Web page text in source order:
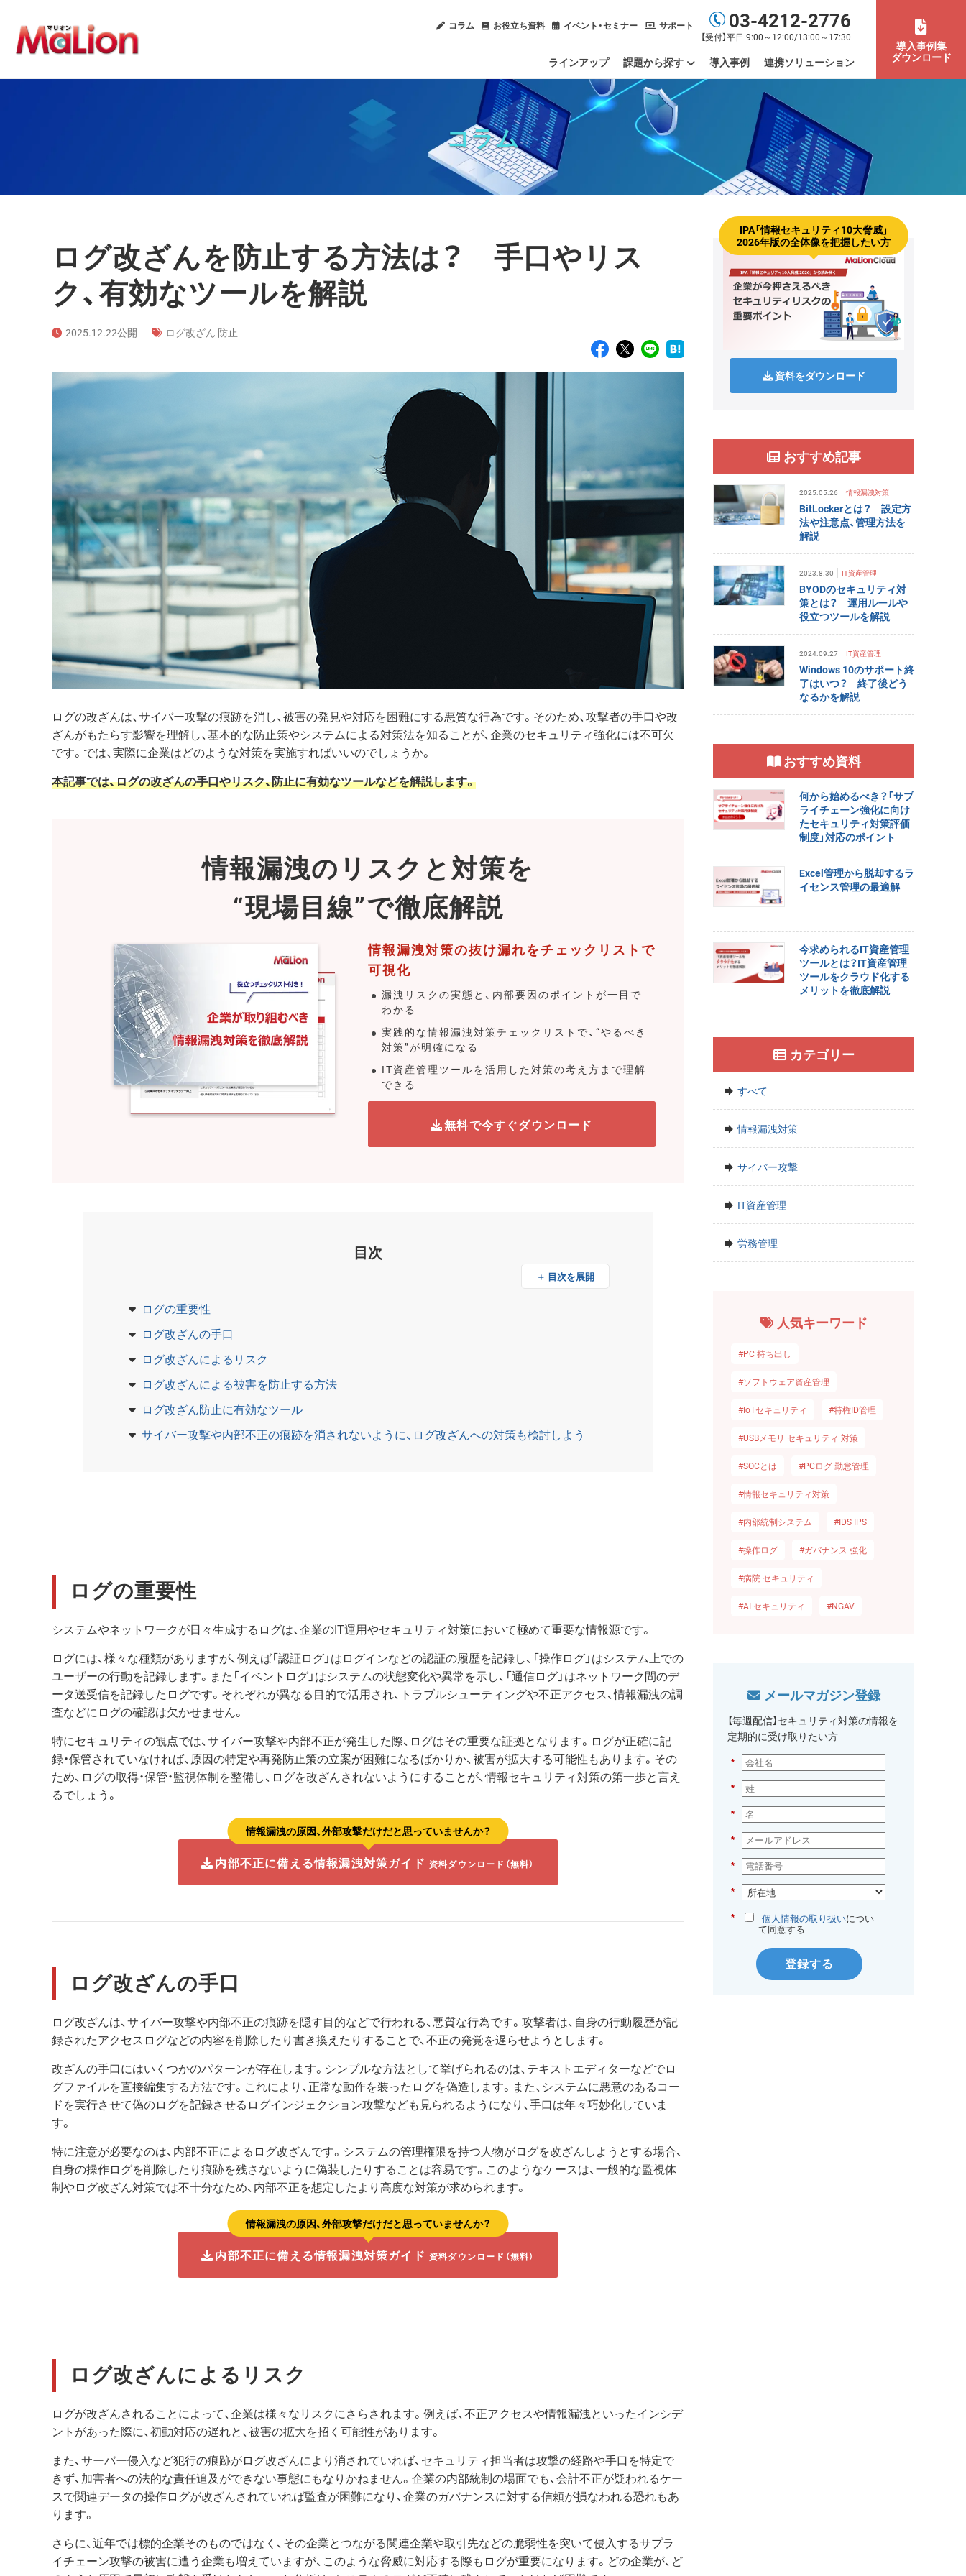
コラム お役立ち資料 イベント・セミナー サポート 03-4212-2776
【受付】平日 9:00～12:00/13:00～17:30
ラインアップ 課題から探す
内部不正による情報漏洩を防止したい
ChatGPTのセキュリティ対策をしたい
ソフトウェアのライセンスを管理したい
IT資産管理ツールをクラウド化したい
社内ヘルプデスク業務を効率化したい
導入事例 連携ソリューション
導入事例集
ダウンロード
コラム
ログ改ざんを防止する方法は？ 手口やリス
ク、有効なツールを解説
2025.12.22公開 ログ改ざん 防止
ログの改ざんは、サイバー攻撃の痕跡を消し、被害の発見や対応を困難にする悪質な行為です。そのため、攻撃者の手口や改
ざんがもたらす影響を理解し、基本的な防止策やシステムによる対策法を知ることが、企業のセキュリティ強化には不可欠
です。では、実際に企業はどのような対策を実施すればいいのでしょうか。
本記事では、ログの改ざんの手口やリスク、防止に有効なツールなどを解説します。
情報漏洩のリスクと対策を
“現場目線”で徹底解説
情報漏洩対策の抜け漏れをチェックリストで
可視化
漏洩リスクの実態と、内部要因のポイントが一目で
わかる
実践的な情報漏洩対策チェックリストで、“やるべき
対策”が明確になる
IT資産管理ツールを活用した対策の考え方まで理解
できる
無料で今すぐダウンロード
目次
＋ 目次を展開
ログの重要性
ログ改ざんの手口
ログ改ざんによるリスク
ログ改ざんによる被害を防止する方法
ログ改ざん防止に有効なツール
サイバー攻撃や内部不正の痕跡を消されないように、ログ改ざんへの対策も検討しよう
ログの重要性
システムやネットワークが日々生成するログは、企業のIT運用やセキュリティ対策において極めて重要な情報源です。
ログには、様々な種類がありますが、例えば「認証ログ」はログインなどの認証の履歴を記録し、「操作ログ」はシステム上での
ユーザーの行動を記録します。また「イベントログ」はシステムの状態変化や異常を示し、「通信ログ」はネットワーク間のデ
ータ送受信を記録したログです。それぞれが異なる目的で活用され、トラブルシューティングや不正アクセス、情報漏洩の調
査などにログの確認は欠かせません。
特にセキュリティの観点では、サイバー攻撃や内部不正が発生した際、ログはその重要な証拠となります。ログが正確に記
録・保管されていなければ、原因の特定や再発防止策の立案が困難になるばかりか、被害が拡大する可能性もあります。その
ため、ログの取得・保管・監視体制を整備し、ログを改ざんされないようにすることが、情報セキュリティ対策の第一歩と言え
るでしょう。
情報漏洩の原因、外部攻撃だけだと思っていませんか？
内部不正に備える情報漏洩対策ガイド 資料ダウンロード（無料）
ログ改ざんの手口
ログ改ざんは、サイバー攻撃や内部不正の痕跡を隠す目的などで行われる、悪質な行為です。攻撃者は、自身の行動履歴が記
録されたアクセスログなどの内容を削除したり書き換えたりすることで、不正の発覚を遅らせようとします。
改ざんの手口にはいくつかのパターンが存在します。シンプルな方法として挙げられるのは、テキストエディターなどでロ
グファイルを直接編集する方法です。これにより、正常な動作を装ったログを偽造します。また、システムに悪意のあるコー
ドを実行させて偽のログを記録させるログインジェクション攻撃なども見られるようになり、手口は年々巧妙化していま
す。
特に注意が必要なのは、内部不正によるログ改ざんです。システムの管理権限を持つ人物がログを改ざんしようとする場合、
自身の操作ログを削除したり痕跡を残さないように偽装したりすることは容易です。このようなケースは、一般的な監視体
制やログ改ざん対策では不十分なため、内部不正を想定したより高度な対策が求められます。
情報漏洩の原因、外部攻撃だけだと思っていませんか？
内部不正に備える情報漏洩対策ガイド 資料ダウンロード（無料）
ログ改ざんによるリスク
ログが改ざんされることによって、企業は様々なリスクにさらされます。例えば、不正アクセスや情報漏洩といったインシデ
ントがあった際に、初動対応の遅れと、被害の拡大を招く可能性があります。
また、サーバー侵入など犯行の痕跡がログ改ざんにより消されていれば、セキュリティ担当者は攻撃の経路や手口を特定で
きず、加害者への法的な責任追及ができない事態にもなりかねません。企業の内部統制の場面でも、会計不正が疑われるケー
スで関連データの操作ログが改ざんされていれば監査が困難になり、企業のガバナンスに対する信頼が損なわれる恐れもあ
ります。
さらに、近年では標的企業そのものではなく、その企業とつながる関連企業や取引先などの脆弱性を突いて侵入するサプラ
イチェーン攻撃の被害に遭う企業も増えていますが、このような脅威に対応する際もログが重要になります。どの企業が、ど
IPA「情報セキュリティ10大脅威」
2026年版の全体像を把握したい方
資料をダウンロード
おすすめ記事
2025.05.26 情報漏洩対策
BitLockerとは？ 設定方
法や注意点、管理方法を
解説
2023.8.30 IT資産管理
BYODのセキュリティ対
策とは？ 運用ルールや
役立つツールを解説
2024.09.27 IT資産管理
Windows 10のサポート終
了はいつ？ 終了後どう
なるかを解説
おすすめ資料
何から始めるべき？「サプ
ライチェーン強化に向け
たセキュリティ対策評価
制度」対応のポイント
Excel管理から脱却するラ
イセンス管理の最適解
今求められるIT資産管理
ツールとは？IT資産管理
ツールをクラウド化する
メリットを徹底解説
カテゴリー
すべて
情報漏洩対策
サイバー攻撃
IT資産管理
労務管理
人気キーワード
#PC 持ち出し
#ソフトウェア資産管理
#IoTセキュリティ #特権ID管理
#USBメモリ セキュリティ 対策
#SOCとは #PCログ 勤怠管理
#情報セキュリティ対策
#内部統制システム #IDS IPS
#操作ログ #ガバナンス 強化
#病院 セキュリティ
#AI セキュリティ #NGAV
メールマガジン登録
【毎週配信】セキュリティ対策の情報を
定期的に受け取りたい方
*
*
*
*
*
*
* 個人情報の取り扱いについ
て同意する
登録する